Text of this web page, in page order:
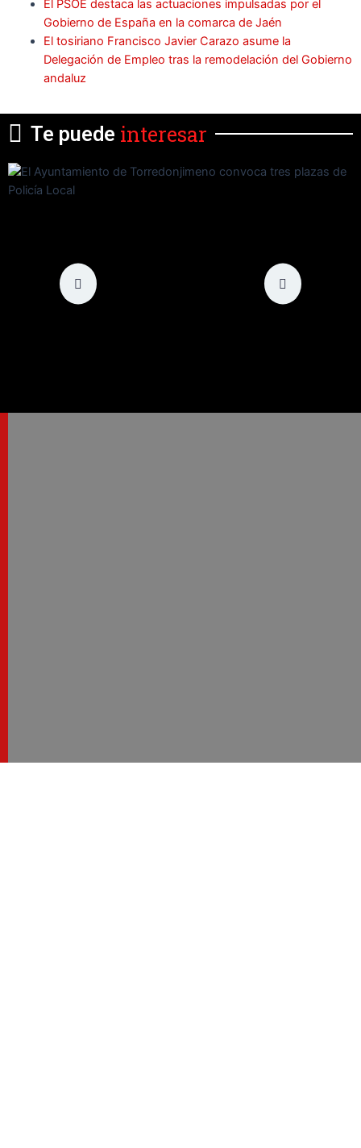
El PSOE destaca las actuaciones impulsadas por el
Gobierno de España en la comarca de Jaén
El tosiriano Francisco Javier Carazo asume la
Delegación de Empleo tras la remodelación del Gobierno
andaluz
Te puede interesar